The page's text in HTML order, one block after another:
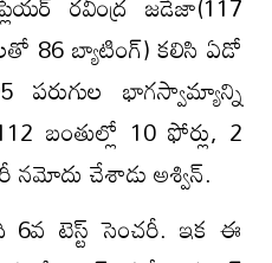
86 బ్యాటింగ్) కలిసి ఏడో
భాగస్వామ్యాన్ని
బంతుల్లో 10 ఫోర్లు, 2
నమోదు చేశాడు అశ్విన్.
టెస్ట్ సెంచరీ. ఇక ఈ